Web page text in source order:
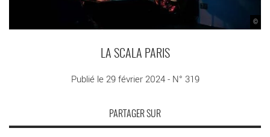
©
LA SCALA PARIS
Publié le 29 février 2024 - N° 319
PARTAGER SUR